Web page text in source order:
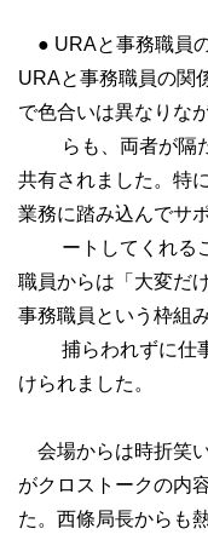
● URAと事務職員
URAと事務職員の関
で色合いは異なりな
らも、両者が隔た
共有されました。特
業務に踏み込んでサ
ートしてくれるこ
職員からは「大変だ
事務職員という枠組
捕らわれずに仕事
けられました。
会場からは時折笑
がクロストークの内
た。西條局長からも